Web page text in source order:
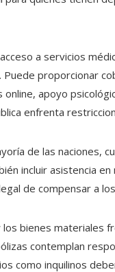
a servicios
proporcionar
apoyo
enfrenta
de las naciones,
incluir asistencia
de compensar a
los bienes
contemplan
como inquilinos